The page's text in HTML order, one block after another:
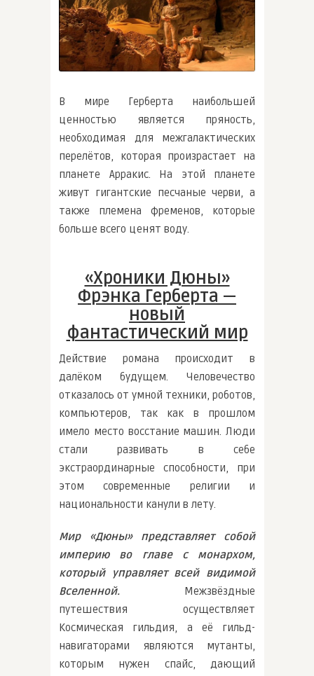
В мире Герберта наибольшей
ценностью является пряность,
необходимая для межгалактических
перелётов, которая произрастает на
планете Арракис. На этой планете
живут гигантские песчаные черви, а
также племена фременов, которые
больше всего ценят воду.
«Хроники Дюны»
Фрэнка Герберта —
новый
фантастический мир
Действие романа происходит в
далёком будущем. Человечество
отказалось от умной техники, роботов,
компьютеров, так как в прошлом
имело место восстание машин. Люди
стали развивать в себе
экстраординарные способности, при
этом современные религии и
национальности канули в лету.
Мир «Дюны» представляет собой
империю во главе с монархом,
который управляет всей видимой
Вселенной.
Межзвёздные
путешествия осуществляет
Космическая гильдия, а её гильд-
навигаторами являются мутанты,
которым нужен спайс, дающий